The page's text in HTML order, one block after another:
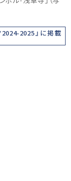
2025』に掲載